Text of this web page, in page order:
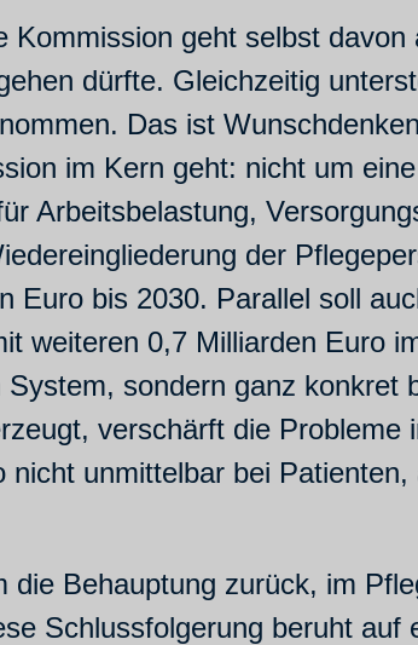
Kommission geht selbst
dürfte. Gleichzeitig
Das ist
im Kern geht: nicht um
Arbeitsbelastung,
der
Euro bis 2030. Parallel soll
weiteren 0,7 Milliarden Euro
sondern ganz konkret
verschärft die
nicht unmittelbar bei
die Behauptung zurück, im
Schlussfolgerung beruht